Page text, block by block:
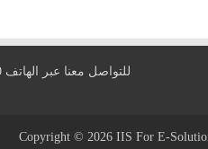
للتواصل معنا عبر الهاتف 0096170950660 او عبر البريد الالكتروني
Copyright © 2026 IIS For E-